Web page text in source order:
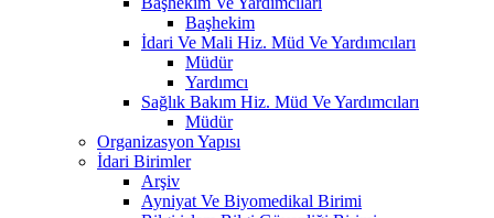
Başhekim
İdari Ve Mali Hiz. Müd Ve Yardımcıları
Müdür
Yardımcı
Sağlık Bakım Hiz. Müd Ve Yardımcıları
Müdür
Organizasyon Yapısı
İdari Birimler
Arşiv
Ayniyat Ve Biyomedikal Birimi